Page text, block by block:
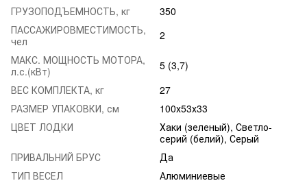
ГРУЗОПОДЪЕМНОСТЬ, кг
350
ПАССАЖИРОВМЕСТИМОСТЬ,
чел
2
МАКС. МОЩНОСТЬ МОТОРА,
л.с.(кВт)
5 (3,7)
ВЕС КОМПЛЕКТА, кг
27
РАЗМЕР УПАКОВКИ, см
100х53х33
ЦВЕТ ЛОДКИ
Хаки (зеленый), Светло-
серий (белий), Серый
ПРИВАЛЬНИЙ БРУС
Да
ТИП ВЕСЕЛ
Алюминиевые